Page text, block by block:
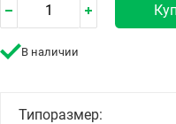
В наличии
Типоразмер: